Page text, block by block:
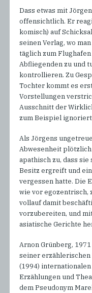
Dass etwas mit
offensichtlich. Er
komisch) auf
seinen Verlag, wo
täglich zum
Abfliegenden zu und
kontrollieren. Zu
Tochter kommt es
Vorstellungen
Ausschnitt der
zum Beispiel ignoriert
Als Jörgens
Abwesenheit
apathisch zu, dass
Besitz ergreift und
vergessen hatte. Die
wie vor egozentrisch,
vollauf damit
vorzubereiten, und
asiatische Gerichte
Arnon Grünberg,
seiner erzählerischen
(1994)
Erzählungen und
dem Pseudonym